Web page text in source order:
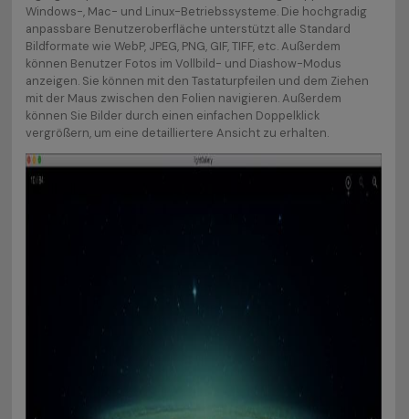
Windows-, Mac- und Linux-Betriebssysteme. Die hochgradig
anpassbare Benutzeroberfläche unterstützt alle Standard
Bildformate wie WebP, JPEG, PNG, GIF, TIFF, etc. Außerdem
können Benutzer Fotos im Vollbild- und Diashow-Modus
anzeigen. Sie können mit den Tastaturpfeilen und dem Ziehen
mit der Maus zwischen den Folien navigieren. Außerdem
können Sie Bilder durch einen einfachen Doppelklick
vergrößern, um eine detailliertere Ansicht zu erhalten.